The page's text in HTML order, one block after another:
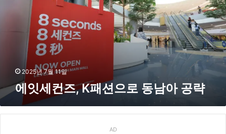
남
아
공
2025년 7월 11일
에잇세컨즈, K패션으로 동남아 공략
AD